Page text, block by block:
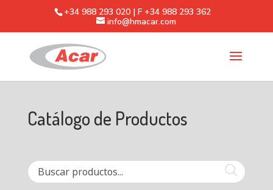
+34 988 293 020 | F +34 988 293 362
info@hmacar.com
Catálogo de Productos